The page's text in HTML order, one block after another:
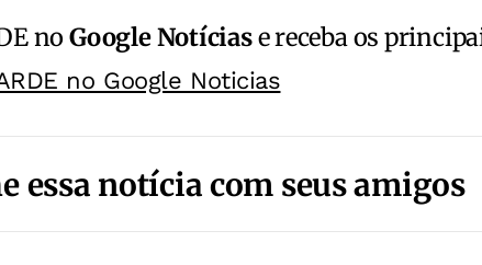
noGoogle Notíciase receba os
no Google Noticias
essa notícia com seus amigos